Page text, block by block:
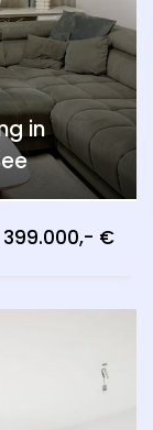
in
399.000,- €